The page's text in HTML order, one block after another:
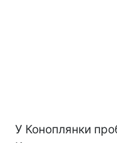
У Коноплянки